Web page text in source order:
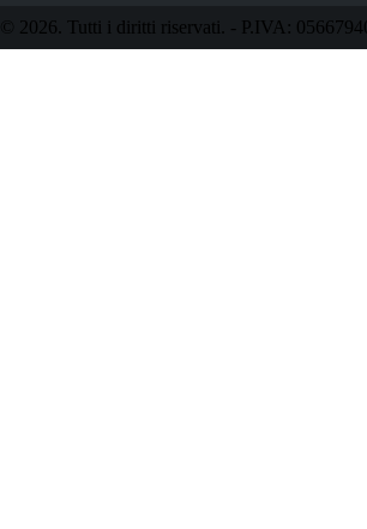
2026. Tutti i diritti riservati. - P.IVA: